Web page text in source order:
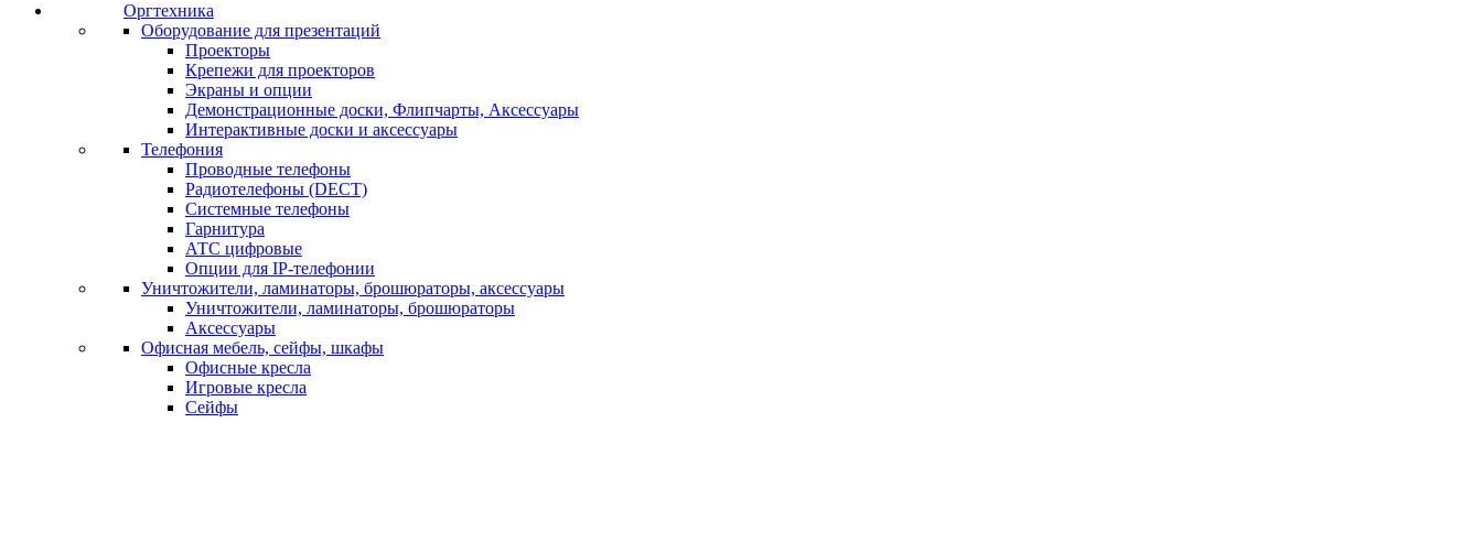
Оргтехника
Оборудование для презентаций
Проекторы
Крепежи для проекторов
Экраны и опции
Демонстрационные доски, Флипчарты, Аксессуары
Интерактивные доски и аксессуары
Телефония
Проводные телефоны
Радиотелефоны (DECT)
Системные телефоны
Гарнитура
АТС цифровые
Опции для IP-телефонии
Уничтожители, ламинаторы, брошюраторы, аксессуары
Уничтожители, ламинаторы, брошюраторы
Аксессуары
Офисная мебель, сейфы, шкафы
Офисные кресла
Игровые кресла
Сейфы